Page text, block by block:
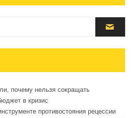
почему нельзя сокращать
в кризис
противостояния рецессии